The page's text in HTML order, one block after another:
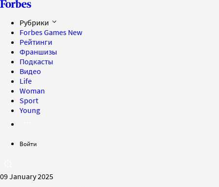
Рубрики
Forbes Games New
Рейтинги
Франшизы
Подкасты
Видео
Life
Woman
Sport
Young
Войти
09 January 2025